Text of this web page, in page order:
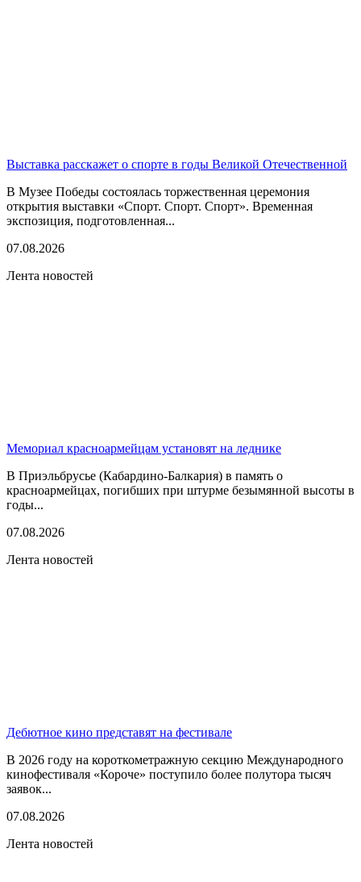
Выставка расскажет о спорте в годы Великой Отечественной
В Музее Победы состоялась торжественная церемония
открытия выставки «Спорт. Спорт. Спорт». Временная
экспозиция, подготовленная...
07.08.2026
Лента новостей
Мемориал красноармейцам установят на леднике
В Приэльбрусье (Кабардино-Балкария) в память о
красноармейцах, погибших при штурме безымянной высоты в
годы...
07.08.2026
Лента новостей
Дебютное кино представят на фестивале
В 2026 году на короткометражную секцию Международного
кинофестиваля «Короче» поступило более полутора тысяч
заявок...
07.08.2026
Лента новостей